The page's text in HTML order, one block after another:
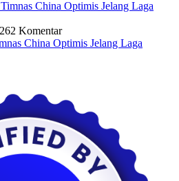
2 Komentar
China Optimis Jelang Laga